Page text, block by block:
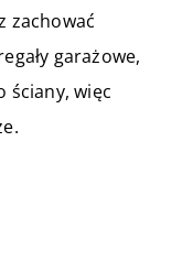
zachować
garażowe,
ściany, więc